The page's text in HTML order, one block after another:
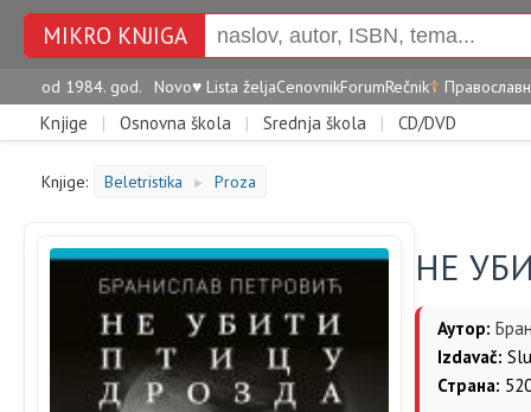
MIKRO KNJIGA
od 1984. god. Novo♥ Lista željaCenovnikForumRečnik☦
Knjige | Osnovna škola | Srednja škola | CD/DVD
Knjige: Beletristika ► Proza
НЕ
Аутор:
Izdavač:
Страна: